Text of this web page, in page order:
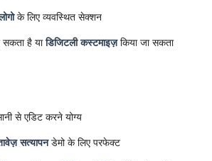
के लिए व्यवस्थित सेक्शन
सकता है याडिजिटली कस्टमाइज़किया जा सकता
से एडिट करने योग्य
सत्यापनडेमो के लिए परफेक्ट